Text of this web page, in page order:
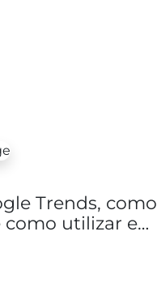
Trends, como
utilizar em